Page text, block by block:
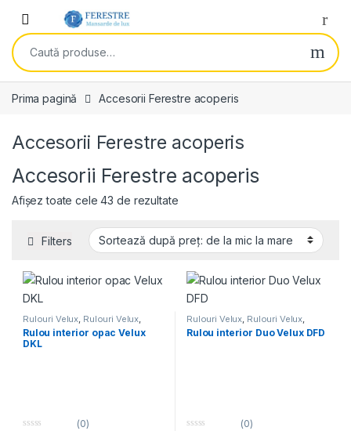
Skip to navigation
Skip to content
Open
Caută după:
Prima pagină Accesorii Ferestre acoperis
Accesorii Ferestre acoperis
Accesorii Ferestre acoperis
Afișez toate cele 43 de rezultateSortat după preț: de la mic la mare
Filters
Rulouri Velux Rulouri Velux
Velux
Rulou interior opac Velux
DKL
(0)
Rulouri Velux Rulouri Velux
Velux
Rulou interior Duo Velux DFD
(0)